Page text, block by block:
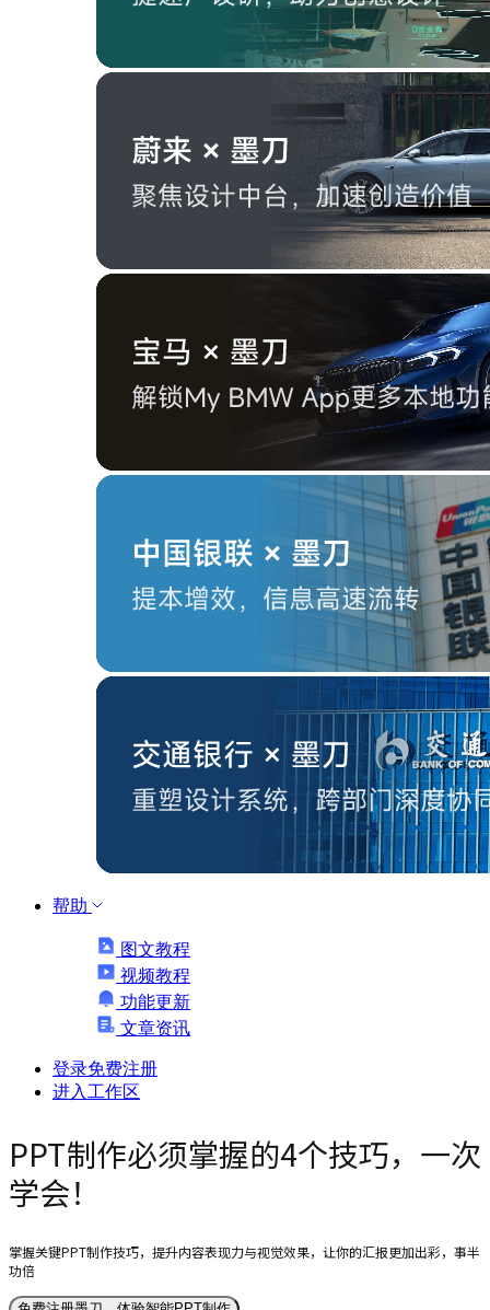
帮助
图文教程
视频教程
功能更新
文章资讯
登录免费注册
进入工作区
PPT制作必须掌握的4个技巧，一次
学会！
掌握关键PPT制作技巧，提升内容表现力与视觉效果，让你的汇报更加出彩，事半
功倍